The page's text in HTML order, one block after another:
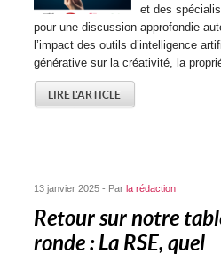
et des
pour une discussion approfondie
l’impact des outils d’intelligence
générative sur la créativité, la
LIRE L'ARTICLE
13 janvier 2025 - Par la rédaction
Retour sur notre
ronde : La RSE, quel